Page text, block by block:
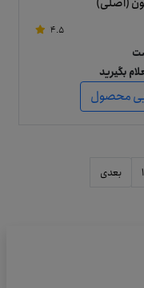
4.5
بگیرید
محصول
بعدی